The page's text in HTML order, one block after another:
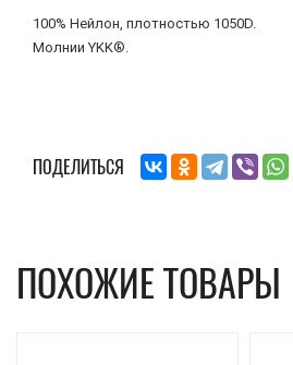
100% Нейлон, плотностью 1050D.
Молнии YKK®.
ПОДЕЛИТЬСЯ
ПОХОЖИЕ ТОВАРЫ